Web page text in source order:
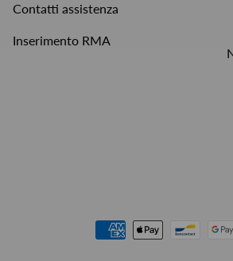
Contatti assistenza
Inserimento RMA
Metodi di pagamento accettati